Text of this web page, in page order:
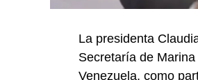
La presidenta
Secretaría de
Venezuela, como